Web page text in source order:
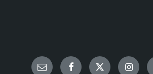
Email Facebook Twitter